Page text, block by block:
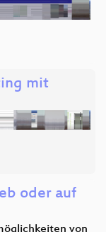
mit
oder auf